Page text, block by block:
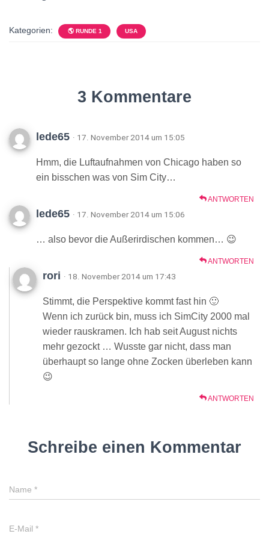
Kategorien: 🌎 RUNDE 1 USA
3 Kommentare
lede65 · 17. November 2014 um 15:05
Hmm, die Luftaufnahmen von Chicago haben so
ein bisschen was von Sim City…
ANTWORTEN
lede65 · 17. November 2014 um 15:06
… also bevor die Außerirdischen kommen… 😉
ANTWORTEN
rori · 18. November 2014 um 17:43
Stimmt, die Perspektive kommt fast hin 🙂
Wenn ich zurück bin, muss ich SimCity 2000 mal
wieder rauskramen. Ich hab seit August nichts
mehr gezockt … Wusste gar nicht, dass man
überhaupt so lange ohne Zocken überleben kann
😉
ANTWORTEN
Schreibe einen Kommentar
Name *
E-Mail *